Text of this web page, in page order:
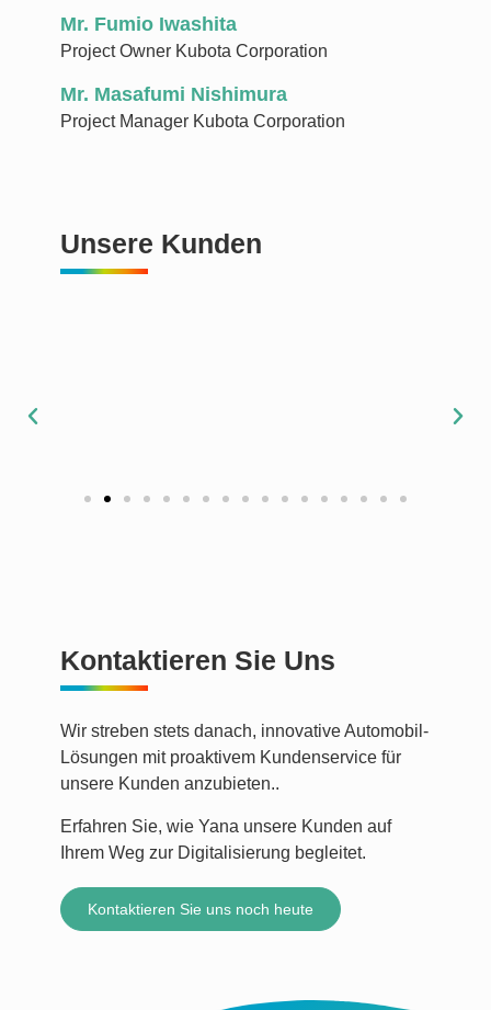
Mr. Fumio Iwashita ​
Project Owner Kubota Corporation​
Mr. Masafumi Nishimura
Project Manager Kubota Corporation
Unsere Kunden
Kontaktieren Sie Uns
Wir streben stets danach, innovative Automobil-
Lösungen mit proaktivem Kundenservice für
unsere Kunden anzubieten..
Erfahren Sie, wie Yana unsere Kunden auf
Ihrem Weg zur Digitalisierung begleitet.
Kontaktieren Sie uns noch heute